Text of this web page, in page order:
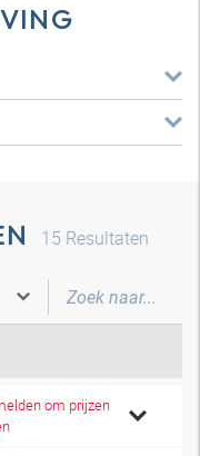
15 Resultaten
om prijzen